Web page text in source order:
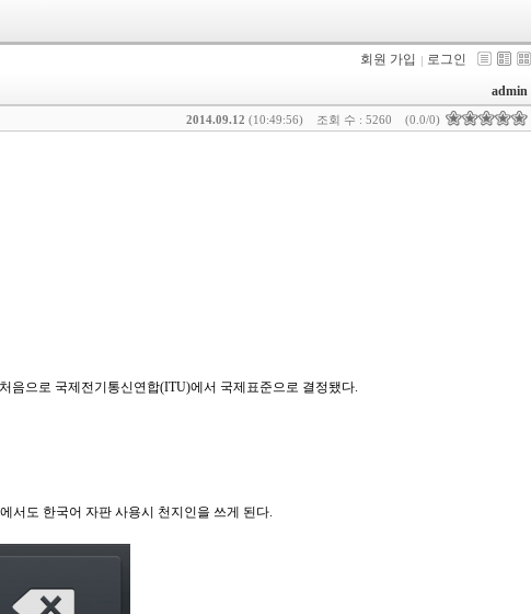
회원 가입 로그인
admin
(0.0/0)
조회 수 : 5260
2014.09.12 (10:49:56)
음으로 국제전기통신연합(ITU)에서 국제표준으로 결정됐다.
서도 한국어 자판 사용시 천지인을 쓰게 된다.